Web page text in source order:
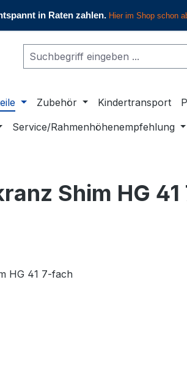
Zubehör Kindertransport
Service/Rahmenhöhenempfehlung
Shim HG